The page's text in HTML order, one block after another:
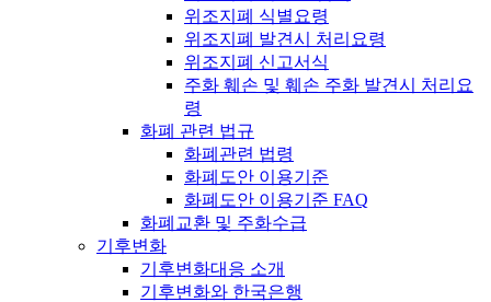
위조지폐 식별요령
위조지폐 발견시 처리요령
위조지폐 신고서식
주화 훼손 및 훼손 주화 발견시 처리요
령
화폐 관련 법규
화폐관련 법령
화폐도안 이용기준
화폐도안 이용기준 FAQ
화폐교환 및 주화수급
기후변화
기후변화대응 소개
기후변화와 한국은행